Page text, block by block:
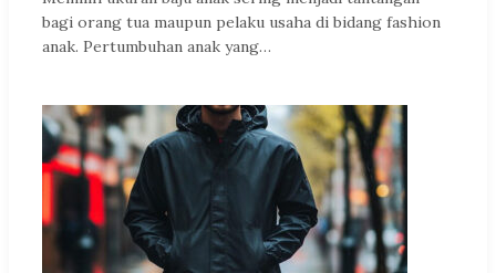
bagi orang tua maupun pelaku usaha di bidang fashion
anak. Pertumbuhan anak yang…